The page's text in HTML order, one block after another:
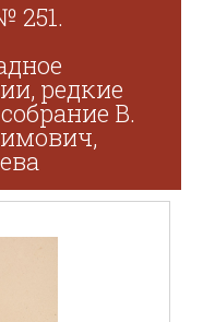
251.
редкие
В.